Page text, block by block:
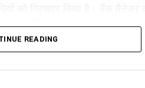
आरोपियों को दबोचा।
READING